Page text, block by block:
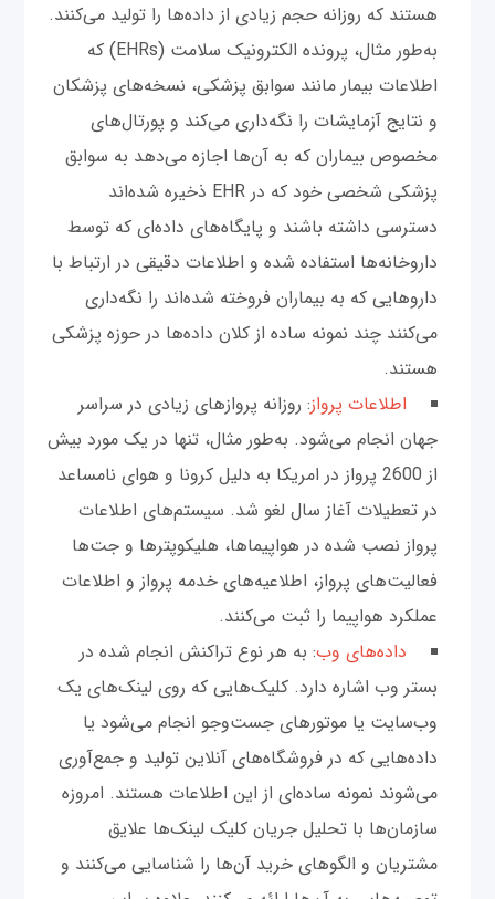
هستند که روزانه حجم زیادی از داده‌ها را تولید می‌کنند.
به‌طور مثال، پرونده الکترونیک سلامت (EHRs) که
اطلاعات بیمار مانند سوابق پزشکی، نسخه‌های پزشکان
و نتایج آزمایشات را نگه‌داری می‌کند و پورتال‌های
مخصوص بیماران که به آن‌ها اجازه می‌دهد به سوابق
پزشکی شخصی خود که در EHR ذخیره شده‌اند
دسترسی داشته باشند و پایگاه‌های داده‌ای که توسط
داروخانه‌ها استفاده شده و اطلاعات دقیقی در ارتباط با
داروهایی که به بیماران فروخته شده‌اند را نگه‌داری
می‌کنند چند نمونه ساده از کلان داده‌ها در حوزه پزشکی
هستند.
اطلاعات پرواز: روزانه پروازهای زیادی در سراسر
جهان انجام می‌شود. به‌طور مثال، تنها در یک مورد بیش
از 2600 پرواز در امریکا به دلیل کرونا و هوای نامساعد
در تعطیلات آغاز سال لغو شد. سیستم‌های اطلاعات
پرواز نصب شده در هواپیماها، هلیکوپترها و جت‌ها
فعالیت‌های پرواز، اطلاعیه‌های خدمه پرواز و اطلاعات
عملکرد هواپیما را ثبت می‌کنند.
داده‌های وب: به هر نوع تراکنش‌ انجام شده در
بستر وب اشاره دارد. کلیک‌هایی که روی لینک‌های یک
وب‌سایت‌ یا موتورهای جست‌وجو انجام می‌شود یا
داده‌هایی که در فروشگاه‌های آنلاین تولید و جمع‌آوری
می‌شوند نمونه ساده‌ای از این اطلاعات هستند. امروزه
سازمان‌ها با تحلیل جریان کلیک لینک‌ها علایق
مشتریان و الگوهای خرید آن‌ها را شناسایی می‌کنند و